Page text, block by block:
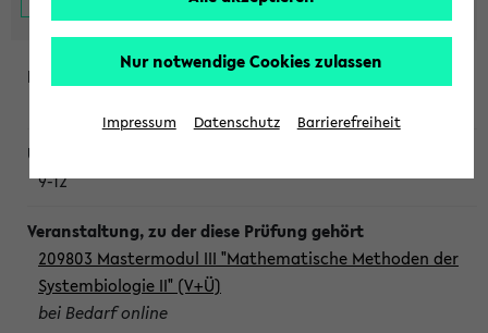
9-12
209803 Mastermodul III "Mathematische Methoden der
Systembiologie II" (V+Ü)
bei Bedarf online
Nur notwendige Cookies zulassen
Impressum Datenschutz Barrierefreiheit